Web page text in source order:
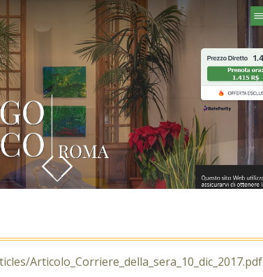
Articolo_Corriere_della_sera_10_dic_2017.pdf